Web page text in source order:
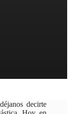
decirte